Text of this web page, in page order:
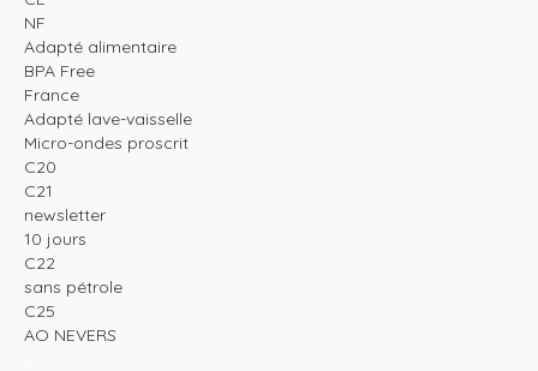
NF
Adapté alimentaire
BPA Free
France
Adapté lave-vaisselle
Micro-ondes proscrit
C20
C21
newsletter
10 jours
C22
sans pétrole
C25
AO NEVERS